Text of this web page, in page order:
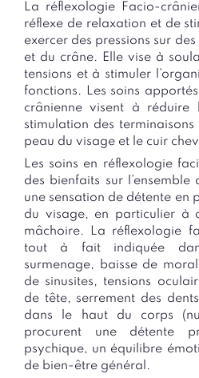
La réflexologie
Facio-
réflexe de relaxation et de
exercer des pressions sur
et du crâne. Elle vise à
tensions et à stimuler
fonctions. Les soins
crânienne visent à réduire
stimulation des terminaisons
peau du visage et le cuir
Les soins en réflexologie
des bienfaits sur
une sensation de détente en
du visage, en particulier à
mâchoire. La réflexologie
tout à fait indiquée
surmenage, baisse de
de sinusites, tensions
de tête, serrement des
dans le haut du corps
procurent une détente
psychique, un équilibre
de bien-être général.